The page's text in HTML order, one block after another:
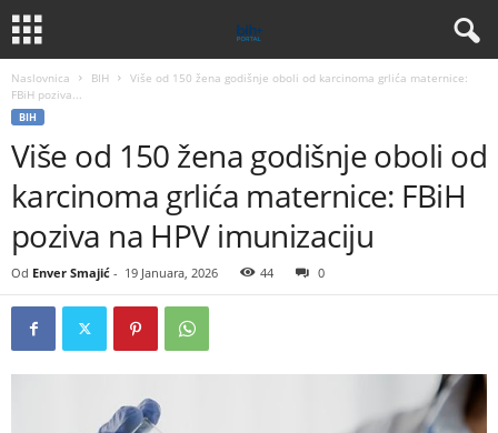
Naslovnica BIH
Više od 150 žena godišnje oboli od karcinoma grlića maternice:
FBiH poziva...
BIH
Više od 150 žena godišnje oboli od
karcinoma grlića maternice: FBiH
poziva na HPV imunizaciju
Od Enver Smajić - 19 Januara, 2026 44 0